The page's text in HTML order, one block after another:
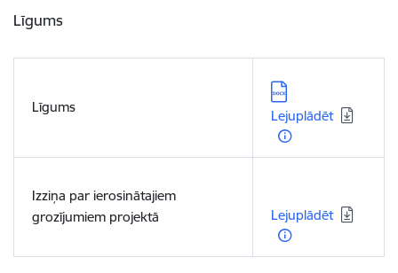
Līgums
Līgums
Lejupielādēt:
Lejuplādēt
Izziņa par ierosinātajiem
grozījumiem projektā
Lejuplādēt